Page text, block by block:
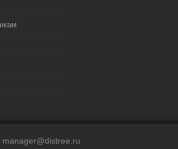
manager@distree.ru